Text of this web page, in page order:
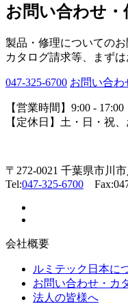
お問い合わせ
製品・修理についてのお
カタログ請求等、まず
047-325-6700 お問い合
【営業時間】9:00 - 17:00
【定休日】土・日・祝
〒272-0021 千葉県市川
Tel:047-325-6700
会社概要
ルミテック日本に
お問い合わせ・カ
法人の皆様へ